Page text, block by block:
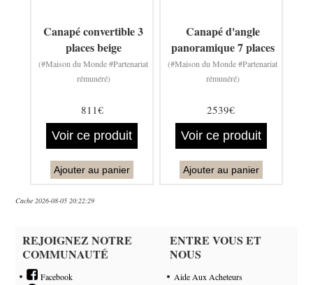
Canapé convertible 3
places beige
(#Maison du Monde #Partenariat
rémunéré)
811€
Voir ce produit
Ajouter au panier
Canapé d'angle
panoramique 7 places
(#Maison du Monde #Partenariat
rémunéré)
2539€
Voir ce produit
Ajouter au panier
Cache 2026-08-05 20:22:29
REJOIGNEZ NOTRE
COMMUNAUTÉ
Facebook
ENTRE VOUS ET
NOUS
Aide Aux Acheteurs